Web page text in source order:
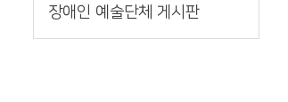
장애인 예술단체 게시판